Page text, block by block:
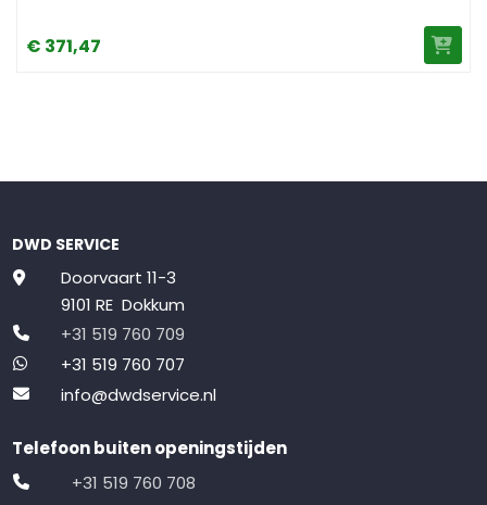
€ 371,47
DWD SERVICE
Doorvaart 11-3
9101 RE Dokkum
+31 519 760 709
+31 519 760 707
info@dwdservice.nl
Telefoon buiten openingstijden
+31 519 760 708